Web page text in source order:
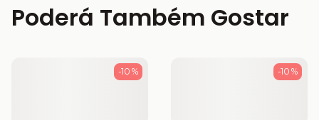
Poderá Também Gostar
-10 % -10 %